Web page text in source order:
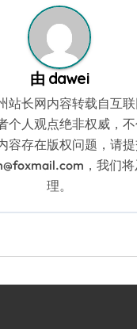
由 dawei
站长网内容转载自互
个人观点绝非权威，
容存在版权问题，请
，我们
理。